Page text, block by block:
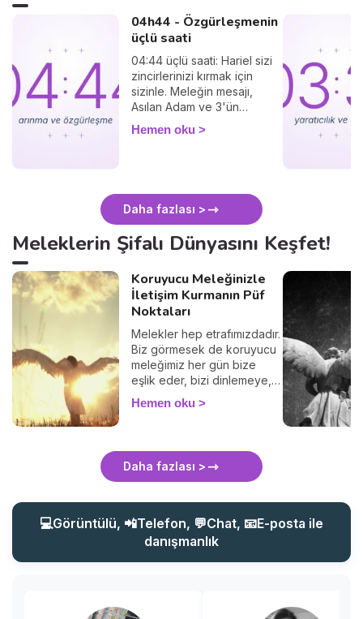
04h44 - Özgürleşmenin
üçlü saati
04:44 üçlü saati: Hariel sizi
zincirlerinizi kırmak için
sizinle. Meleğin mesajı,
Asılan Adam ve 3'ün
titreşimi.
Hemen oku
Daha fazlası >
Meleklerin Şifalı Dünyasını Keşfet!
Koruyucu Meleğinizle
İletişim Kurmanın Püf
Noktaları
Melekler hep etrafımızdadır.
Biz görmesek de koruyucu
meleğimiz her gün bize
eşlik eder, bizi dinlemeye,
teselli etmeye ve ona
seslenmeyi bilirsek
iletişim kurmanın püf
Hemen oku
Daha fazlası >
💻Görüntülü, 📲Telefon, 💬Chat, 📧E-posta ile
danışmanlık